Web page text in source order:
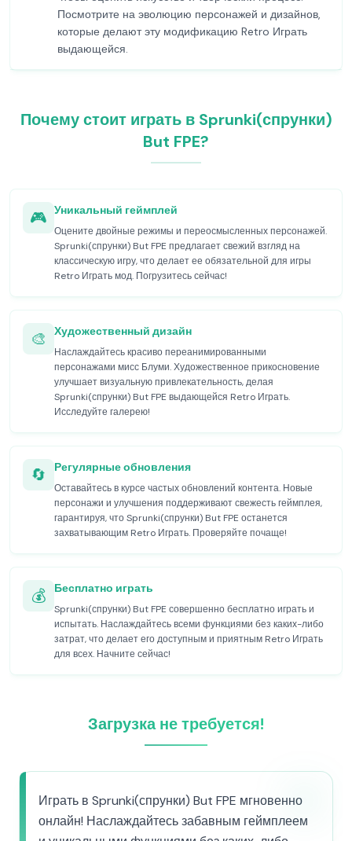
Посмотрите на эволюцию персонажей и дизайнов,
которые делают эту модификацию Retro Играть
выдающейся.
Почему стоит играть в Sprunki(спрунки)
But FPE?
🎮 Уникальный геймплей
Оцените двойные режимы и переосмысленных персонажей.
Sprunki(спрунки) But FPE предлагает свежий взгляд на
классическую игру, что делает ее обязательной для игры
Retro Играть мод. Погрузитесь сейчас!
🎨 Художественный дизайн
Наслаждайтесь красиво переанимированными
персонажами мисс Блуми. Художественное прикосновение
улучшает визуальную привлекательность, делая
Sprunki(спрунки) But FPE выдающейся Retro Играть.
Исследуйте галерею!
🔄 Регулярные обновления
Оставайтесь в курсе частых обновлений контента. Новые
персонажи и улучшения поддерживают свежесть геймплея,
гарантируя, что Sprunki(спрунки) But FPE останется
захватывающим Retro Играть. Проверяйте почаще!
💰 Бесплатно играть
Sprunki(спрунки) But FPE совершенно бесплатно играть и
испытать. Наслаждайтесь всеми функциями без каких-либо
затрат, что делает его доступным и приятным Retro Играть
для всех. Начните сейчас!
Загрузка не требуется!
Играть в Sprunki(спрунки) But FPE мгновенно
онлайн! Наслаждайтесь забавным геймплеем